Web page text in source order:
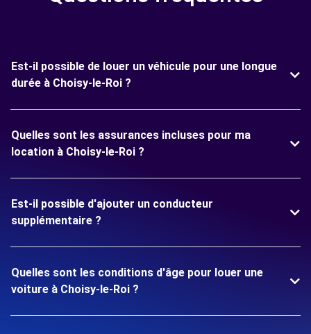
Est-il possible de louer un véhicule pour une longue
durée à Choisy-le-Roi ?
Quelles sont les assurances incluses pour ma
location à Choisy-le-Roi ?
Est-il possible d'ajouter un conducteur
supplémentaire ?
Quelles sont les conditions d'âge pour louer une
voiture à Choisy-le-Roi ?